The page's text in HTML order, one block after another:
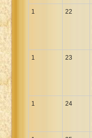
1 22
1 23
1 24